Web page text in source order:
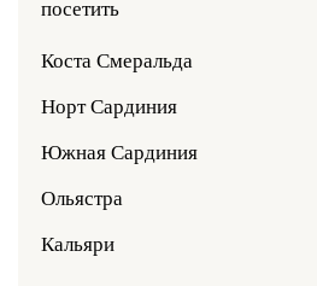
посетить
Коста Смеральда
Норт Сардиния
Южная Сардиния
Ольястра
Кальяри